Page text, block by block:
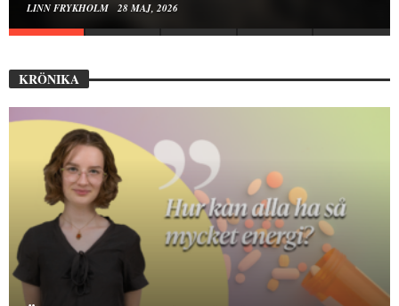
ELISE RALSTON SAMUELSON 24 MAJ, 2026
KRÖNIKA